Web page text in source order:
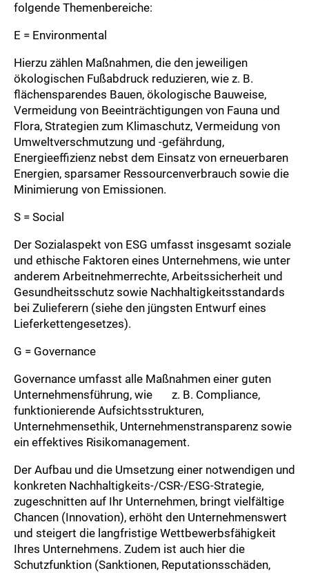
folgende Themenbereiche:
E = Environmental
Hierzu zählen Maßnahmen, die den jeweiligen
ökologischen Fußabdruck reduzieren, wie z. B.
flächensparendes Bauen, ökologische Bauweise,
Vermeidung von Beeinträchtigungen von Fauna und
Flora, Strategien zum Klimaschutz, Vermeidung von
Umweltverschmutzung und -gefährdung,
Energieeffizienz nebst dem Einsatz von erneuerbaren
Energien, sparsamer Ressourcenverbrauch sowie die
Minimierung von Emissionen.
S = Social
Der Sozialaspekt von ESG umfasst insgesamt soziale
und ethische Faktoren eines Unternehmens, wie unter
anderem Arbeitnehmerrechte, Arbeitssicherheit und
Gesundheitsschutz sowie Nachhaltigkeitsstandards
bei Zulieferern (siehe den jüngsten Entwurf eines
Lieferkettengesetzes).
G = Governance
Governance umfasst alle Maßnahmen einer guten
Unternehmensführung, wie z. B. Compliance,
funktionierende Aufsichtsstrukturen,
Unternehmensethik, Unternehmenstransparenz sowie
ein effektives Risikomanagement.
Der Aufbau und die Umsetzung einer notwendigen und
konkreten Nachhaltigkeits-/CSR-/ESG-Strategie,
zugeschnitten auf Ihr Unternehmen, bringt vielfältige
Chancen (Innovation), erhöht den Unternehmenswert
und steigert die langfristige Wettbewerbsfähigkeit
Ihres Unternehmens. Zudem ist auch hier die
Schutzfunktion (Sanktionen, Reputationsschäden,